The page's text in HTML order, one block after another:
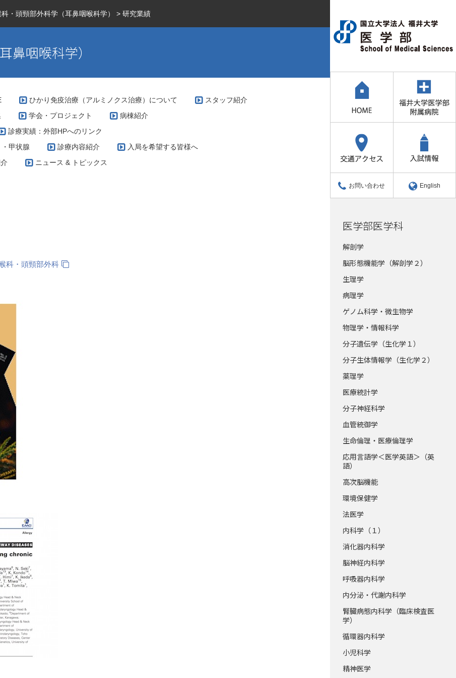
お問い合わせ English
医学部医学科
解剖学
脳形態機能学（解剖学２）
生理学
病理学
ゲノム科学・微生物学
物理学・情報科学
分子遺伝学（生化学１）
分子生体情報学（生化学２）
薬理学
医療統計学
分子神経科学
血管統御学
生命倫理・医療倫理学
応用言語学＜医学英語＞（英
語）
高次脳機能
環境保健学
法医学
内科学（１）
消化器内科学
脳神経内科学
呼吸器内科学
内分泌・代謝内科学
腎臓病態内科学（臨床検査医
学）
循環器内科学
小児科学
精神医学
・頭頸部外科学（耳鼻咽喉科学） > 研究業績
鼻咽喉科学）
ひかり免疫治療（アルミノクス治療）について
スタッフ紹介
学会・プロジェクト
病棟紹介
診療実績：外部HPへのリンク
甲状腺
診療内容紹介
入局を希望する皆様へ
ニュース & トピックス
科・頭頸部外科